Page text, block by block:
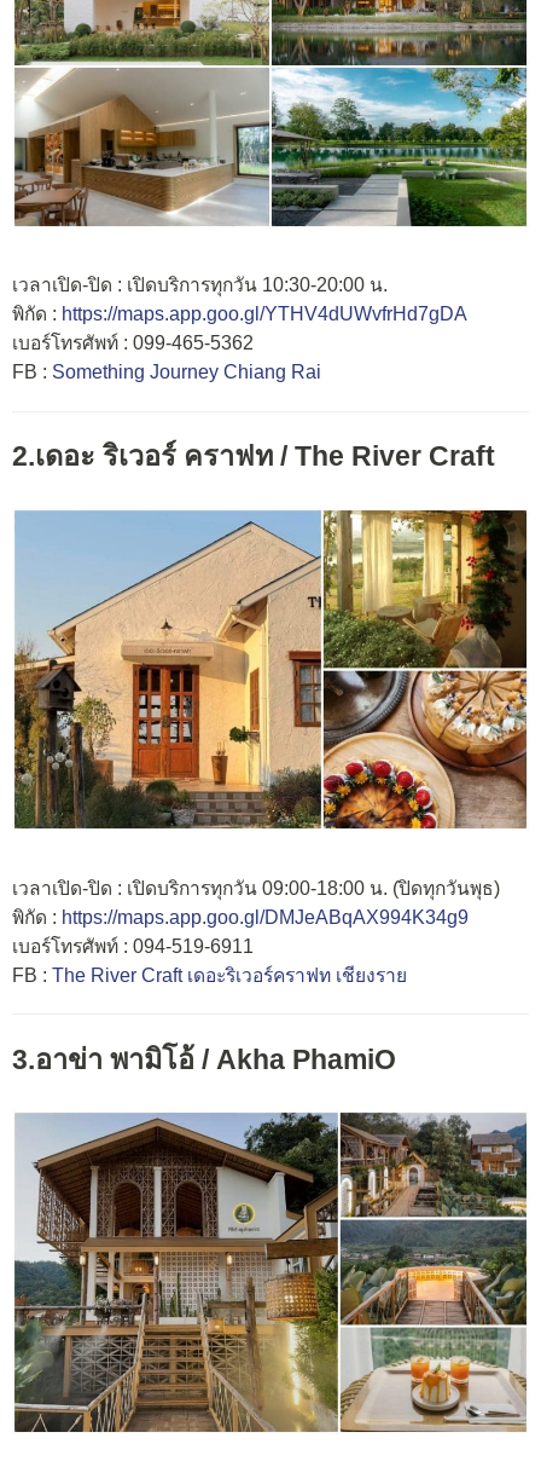
เวลาเปิด-ปิด : เปิดบริการทุกวัน 10:30-20:00 น.
พิกัด : https://maps.app.goo.gl/YTHV4dUWvfrHd7gDA
เบอร์โทรศัพท์ : 099-465-5362
FB : Something Journey Chiang Rai
2.เดอะ ริเวอร์ คราฟท / The River Craft
เวลาเปิด-ปิด : เปิดบริการทุกวัน 09:00-18:00 น. (ปิดทุกวันพุธ)
พิกัด : https://maps.app.goo.gl/DMJeABqAX994K34g9
เบอร์โทรศัพท์ : 094-519-6911
FB : The River Craft เดอะริเวอร์คราฟท เชียงราย
3.อาข่า พามิโอ้ / Akha PhamiO